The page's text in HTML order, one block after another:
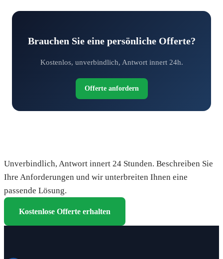
Brauchen Sie eine persönliche Offerte?
Kostenlos, unverbindlich, Antwort innert 24h.
Offerte anfordern
Unverbindlich, Antwort innert 24 Stunden. Beschreiben Sie
Ihre Anforderungen und wir unterbreiten Ihnen eine
passende Lösung.
Kostenlose Offerte erhalten